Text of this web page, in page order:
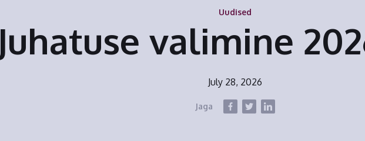
Uudised
Juhatuse valimine
July 28, 2026
Jaga